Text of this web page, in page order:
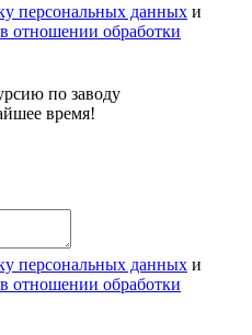
персональных данных и
отношении обработки
по заводу
время!
персональных данных и
отношении обработки